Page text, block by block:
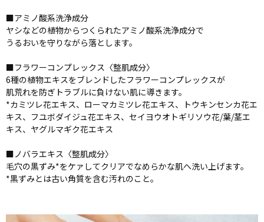
■アミノ酸系洗浄成分
ヤシなどの植物からつくられたアミノ酸系洗浄成分で
うるおいを守りながら落とします。
■フラワーコンプレックス〈整肌成分〉
6種の植物エキスをブレンドしたフラワーコンプレックスが
肌荒れを防ぎトラブルに負けない肌に導きます。
*カミツレ花エキス、ローマカミツレ花エキス、トウキンセンカ花エ
キス、フユボダイジュ花エキス、セイヨウオトギリソウ花/葉/茎エ
キス、ヤグルマギク花エキス
■ノバラエキス〈整肌成分〉
毛穴の黒ずみ*をケァしてクリアでなめらかな肌へ洗い上げます。
*黒ずみとは古い角質を含む汚れのこと。